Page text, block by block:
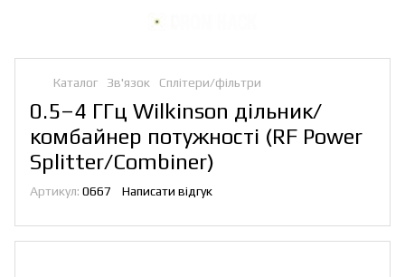
Каталог Зв'язок Сплітери/фільтри
0.5–4 ГГц Wilkinson дільник/
комбайнер потужності (RF Power
Splitter/Combiner)
Артикул: 0667 Написати відгук